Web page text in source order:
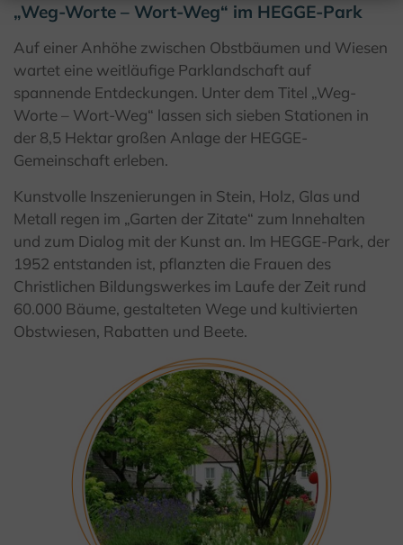
„Weg-Worte – Wort-Weg“ im HEGGE-Park
Auf einer Anhöhe zwischen Obstbäumen und Wiesen
wartet eine weitläufige Parklandschaft auf
spannende Entdeckungen. Unter dem Titel „Weg-
Worte – Wort-Weg“ lassen sich sieben Stationen in
der 8,5 Hektar großen Anlage der HEGGE-
Gemeinschaft erleben.
Kunstvolle Inszenierungen in Stein, Holz, Glas und
Metall regen im „Garten der Zitate“ zum Innehalten
und zum Dialog mit der Kunst an. Im HEGGE-Park, der
1952 entstanden ist, pflanzten die Frauen des
Christlichen Bildungswerkes im Laufe der Zeit rund
60.000 Bäume, gestalteten Wege und kultivierten
Obstwiesen, Rabatten und Beete.